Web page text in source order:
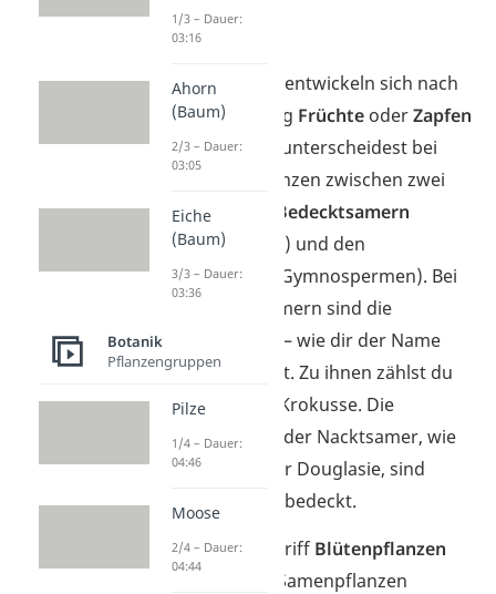
Blüte
Aus den Blüten entwickeln sich nach
der Befruchtung Früchte oderZapfen
mit Samen. Du unterscheidest bei
den Samenpflanzen zwischen zwei
Gruppen: den
Bedecktsamern
(Angiospermen) und den
Nacktsamern
(Gymnospermen). Bei
den Bedecktsamern sind die
Samenanlagen – wie dir der Name
verrät – bedeckt. Zu ihnen zählst du
beispielsweise Krokusse. Die
Samenanlagen der Nacktsamer, wie
zum Beispiel der Douglasie, sind
hingegen nicht bedeckt.
Merke:Der Begriff Blütenpflanzen
wird meist für Samenpflanzen
1/3 – Dauer:
03:16
Ahorn
(Baum)
2/3 – Dauer:
03:05
Eiche
(Baum)
3/3 – Dauer:
03:36
Botanik
Pflanzengruppen
Pilze
1/4 – Dauer:
04:46
Moose
2/4 – Dauer:
04:44